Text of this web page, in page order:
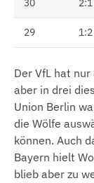
30 2:1
29 1:2
Der VfL hat
aber in drei
Union Berlin
die Wölfe
können. Auch
Bayern hielt
blieb aber zu